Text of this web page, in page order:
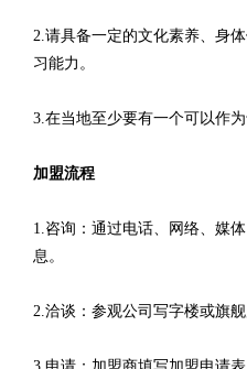
2.请具备一定的文化素养、身
习能力。
3.在当地至少要有一个可以作为
加盟流程
1.咨询：通过电话、网络、媒
息。
2.洽谈：参观公司写字楼或旗